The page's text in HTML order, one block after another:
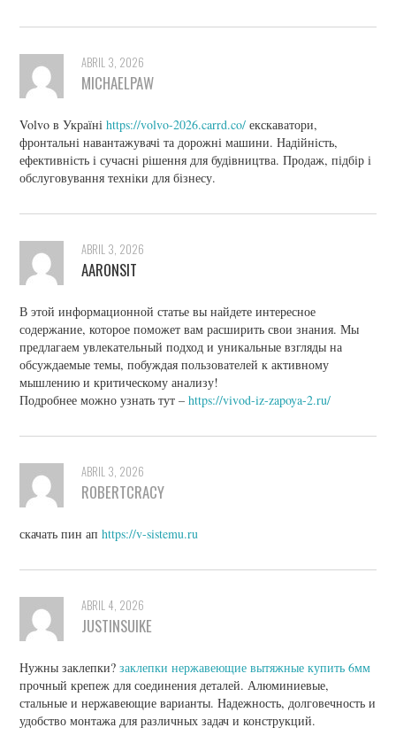
ABRIL 3, 2026
MICHAELPAW
Volvo в Україніhttps://volvo-2026.carrd.co/ екскаватори,
фронтальні навантажувачі та дорожні машини. Надійність,
ефективність і сучасні рішення для будівництва. Продаж, підбір і
обслуговування техніки для бізнесу.
ABRIL 3, 2026
AARONSIT
В этой информационной статье вы найдете интересное
содержание, которое поможет вам расширить свои знания. Мы
предлагаем увлекательный подход и уникальные взгляды на
обсуждаемые темы, побуждая пользователей к активному
мышлению и критическому анализу!
Подробнее можно узнать тут –https://vivod-iz-zapoya-2.ru/
ABRIL 3, 2026
ROBERTCRACY
скачать пин апhttps://v-sistemu.ru
ABRIL 4, 2026
JUSTINSUIKE
Нужны заклепки?заклепки нержавеющие вытяжные купить 6мм
прочный крепеж для соединения деталей. Алюминиевые,
стальные и нержавеющие варианты. Надежность, долговечность и
удобство монтажа для различных задач и конструкций.